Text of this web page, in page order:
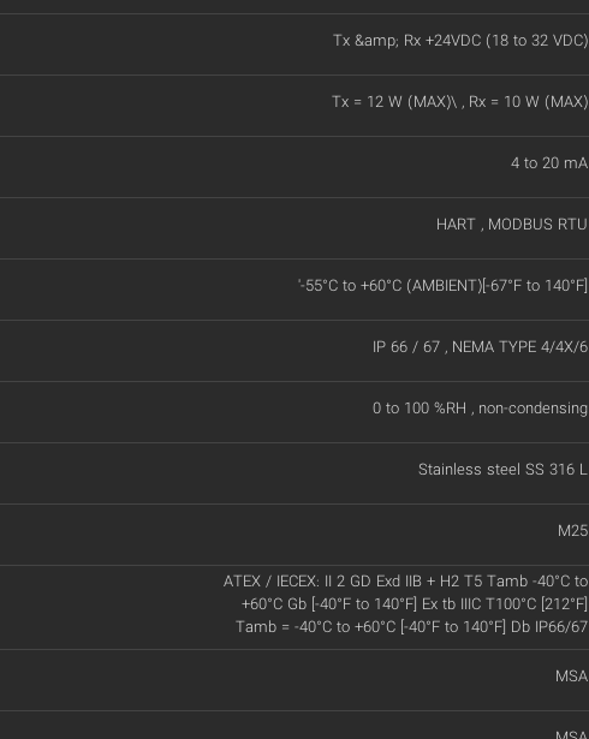
Tx &amp; Rx +24VDC (18 to 32 VDC)
Tx = 12 W (MAX)\ , Rx = 10 W (MAX)
4 to 20 mA
HART , MODBUS RTU
'-55°C to +60°C (AMBIENT)[-67°F to 140°F]
IP 66 / 67 , NEMA TYPE 4/4X/6
0 to 100 %RH , non-condensing
Stainless steel SS 316 L
M25
ATEX / IECEX: II 2 GD Exd IIB + H2 T5 Tamb -40°C to
+60°C Gb [-40°F to 140°F] Ex tb IIIC T100°C [212°F]
Tamb = -40°C to +60°C [-40°F to 140°F] Db IP66/67
MSA